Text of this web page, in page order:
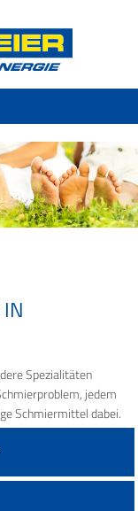
Spezialitäten
jedem
Schmiermittel dabei.